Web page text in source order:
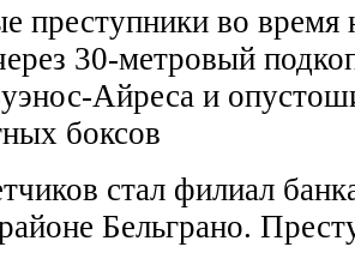
преступники во время
30-метровый
Айреса и
боксов
стал филиал
Бельграно.